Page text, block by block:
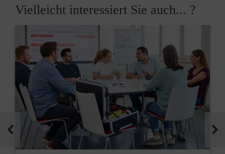
Vielleicht interessiert Sie auch... ?